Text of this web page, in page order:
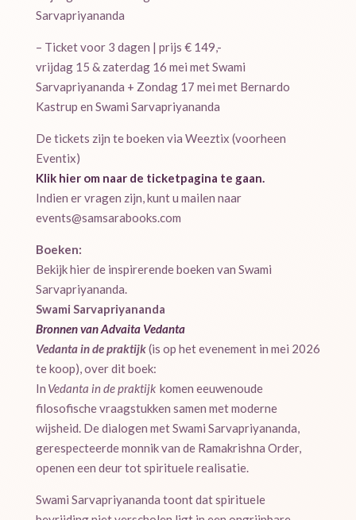
Sarvapriyananda
– Ticket voor 3 dagen | prijs € 149,-
vrijdag 15 & zaterdag 16 mei met Swami
Sarvapriyananda + Zondag 17 mei met Bernardo
Kastrup en Swami Sarvapriyananda
De tickets zijn te boeken via Weeztix (voorheen
Eventix)
Klik hier om naar de ticketpagina te gaan.
Indien er vragen zijn, kunt u mailen naar
events@samsarabooks.com
Boeken:
Bekijk hier de inspirerende boeken van Swami
Sarvapriyananda.
Swami Sarvapriyananda
Bronnen van Advaita Vedanta
Vedanta in de praktijk(is op het evenement in mei 2026
te koop), over dit boek:
In Vedanta in de praktijkkomen eeuwenoude
filosofische vraagstukken samen met moderne
wijsheid. De dialogen met Swami Sarvapriyananda,
gerespecteerde monnik van de Ramakrishna Order,
openen een deur tot spirituele realisatie.
Swami Sarvapriyananda toont dat spirituele